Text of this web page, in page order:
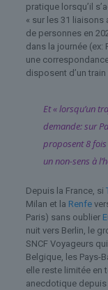
pratique lorsqu’il
« sur les 31 liaisons
de personnes en
dans la journée (ex:
une
disposent d’un
Et « lorsqu’un
demande: sur
proposent 8 fois
un non-sens à
Depuis la France, si
Milan et la Renfe
Paris) sans oublier
nuit vers Berlin, le
SNCF Voyageurs
Belgique, les Pays-
elle reste limitée en
anecdotique depuis